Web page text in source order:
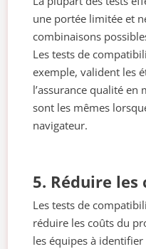
une portée limitée et
combinaisons
Les tests de
exemple, valident les
l’assurance qualité
sont les mêmes
navigateur.
5. Réduire les
Les tests de
réduire les coûts du
les équipes à